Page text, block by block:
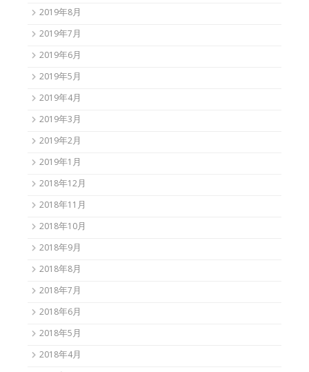
2019年8月
2019年7月
2019年6月
2019年5月
2019年4月
2019年3月
2019年2月
2019年1月
2018年12月
2018年11月
2018年10月
2018年9月
2018年8月
2018年7月
2018年6月
2018年5月
2018年4月